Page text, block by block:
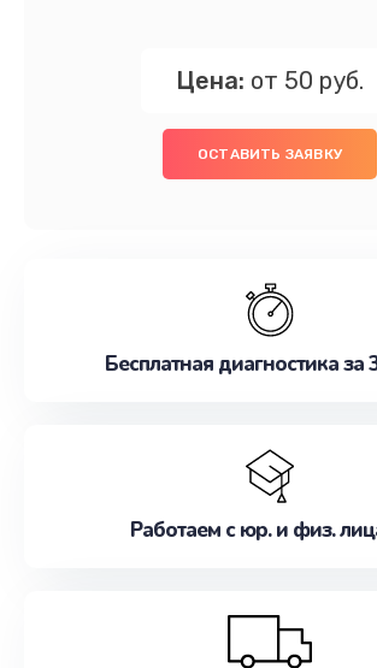
Цена: от 50 руб.
ОСТАВИТЬ ЗАЯВКУ
Бесплатная диагностика за
Работаем с юр. и физ.